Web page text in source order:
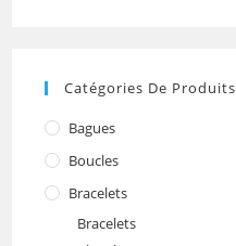
Catégories De Produits
Bagues
Boucles
Bracelets
Bracelets